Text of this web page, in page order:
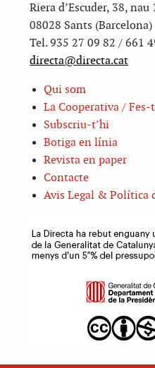
Riera d’Escuder, 38, nau
08028 Sants (Barcelona)
Tel. 935 27 09 82 / 661
directa@directa.cat
Qui som
La Cooperativa / Fes-
Subscriu-t’hi
Botiga en línia
Revista en paper
Contacte
Avis Legal & Política